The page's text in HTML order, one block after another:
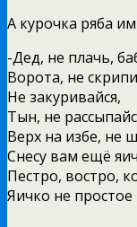
А курочка ряба
-Дед, не плачь,
Ворота, не
Не закуривайся,
Тын, не
Верх на избе, не
Снесу вам ещё
Пестро, востро,
Яичко не